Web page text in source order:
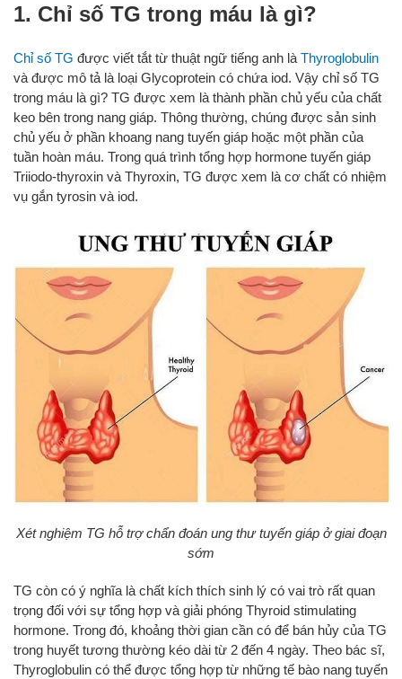
1. Chỉ số TG trong máu là gì?
Chỉ số TG được viết tắt từ thuật ngữ tiếng anh là Thyroglobulin
và được mô tả là loại Glycoprotein có chứa iod. Vậy chỉ số TG
trong máu là gì? TG được xem là thành phần chủ yếu của chất
keo bên trong nang giáp. Thông thường, chúng được sản sinh
chủ yếu ở phần khoang nang tuyến giáp hoặc một phần của
tuần hoàn máu. Trong quá trình tổng hợp hormone tuyến giáp
Triiodo-thyroxin và Thyroxin, TG được xem là cơ chất có nhiệm
vụ gắn tyrosin và iod.
Xét nghiệm TG hỗ trợ chẩn đoán ung thư tuyến giáp ở giai đoạn
sớm
TG còn có ý nghĩa là chất kích thích sinh lý có vai trò rất quan
trọng đối với sự tổng hợp và giải phóng Thyroid stimulating
hormone. Trong đó, khoảng thời gian cần có để bán hủy của TG
trong huyết tương thường kéo dài từ 2 đến 4 ngày. Theo bác sĩ,
Thyroglobulin có thể được tổng hợp từ những tế bào nang tuyến